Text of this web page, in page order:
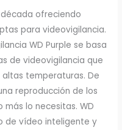
ofreciendo
para videovigilancia.
WD Purple se basa
de videovigilancia que
temperaturas. De
reproducción de los
lo necesitas. WD
de vídeo inteligente y